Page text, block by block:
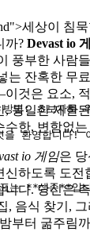
세상이 침
까? Devast io
풍부한 사람
는 잔혹한 무
것은 요소,
동일한 제한
한, 변함없
io 게임은 당
하도록 도전
다. 당신은
, 음식 찾기, 그
부터 굶주림
법: 초보자를
환영합니다!
표는 **생존**